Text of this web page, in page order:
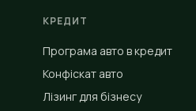
КРЕДИТ
Програма авто в кредит
Конфіскат авто
Лізинг для бізнесу